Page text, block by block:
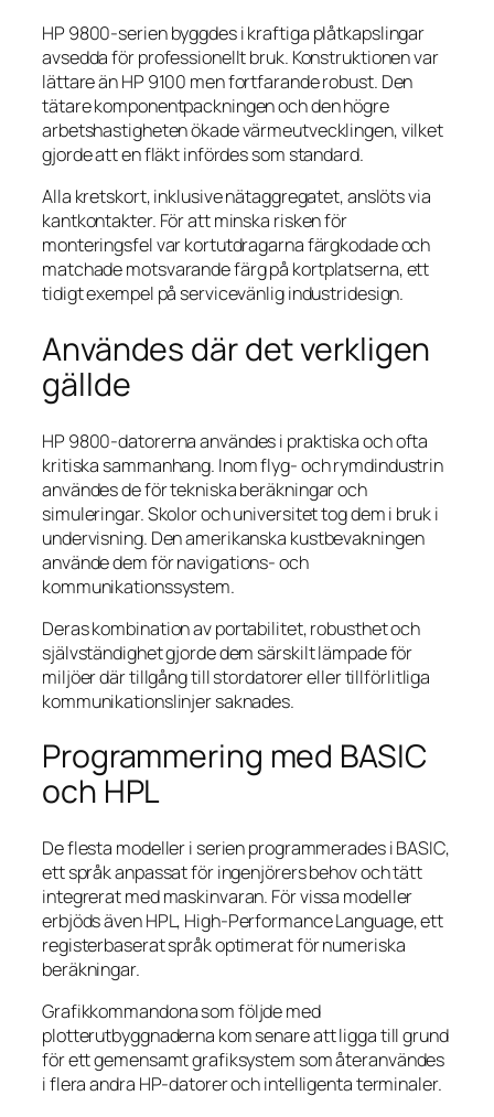
HP 9800-serien byggdes i kraftiga plåtkapslingar
avsedda för professionellt bruk. Konstruktionen var
lättare än HP 9100 men fortfarande robust. Den
tätare komponentpackningen och den högre
arbetshastigheten ökade värmeutvecklingen, vilket
gjorde att en fläkt infördes som standard.
Alla kretskort, inklusive nätaggregatet, anslöts via
kantkontakter. För att minska risken för
monteringsfel var kortutdragarna färgkodade och
matchade motsvarande färg på kortplatserna, ett
tidigt exempel på servicevänlig industridesign.
Användes där det verkligen
gällde
HP 9800-datorerna användes i praktiska och ofta
kritiska sammanhang. Inom flyg- och rymdindustrin
användes de för tekniska beräkningar och
simuleringar. Skolor och universitet tog dem i bruk i
undervisning. Den amerikanska kustbevakningen
använde dem för navigations- och
kommunikationssystem.
Deras kombination av portabilitet, robusthet och
självständighet gjorde dem särskilt lämpade för
miljöer där tillgång till stordatorer eller tillförlitliga
kommunikationslinjer saknades.
Programmering med BASIC
och HPL
De flesta modeller i serien programmerades i BASIC,
ett språk anpassat för ingenjörers behov och tätt
integrerat med maskinvaran. För vissa modeller
erbjöds även HPL, High-Performance Language, ett
registerbaserat språk optimerat för numeriska
beräkningar.
Grafikkommandona som följde med
plotterutbyggnaderna kom senare att ligga till grund
för ett gemensamt grafiksystem som återanvändes
i flera andra HP-datorer och intelligenta terminaler.